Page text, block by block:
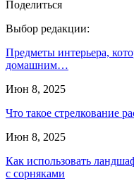
Поделиться
Выбор редакции:
Предметы интерьера,
домашним…
Июн 8, 2025
Что такое стрелкование
Июн 8, 2025
Как использовать
с сорняками